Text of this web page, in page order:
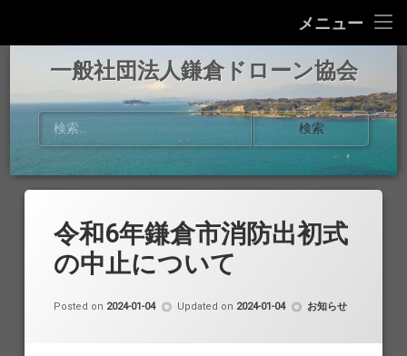
メニュー
事業内容
お知らせ
活動報告
協会概要
お問い合わせ
一般社団法人鎌倉ドローン協会
令和6年鎌倉市消防出初式
の中止について
Posted on 2024-01-04 Updated on 2024-01-04
by 鎌倉ドローン協会
カテゴリー:
お知らせ